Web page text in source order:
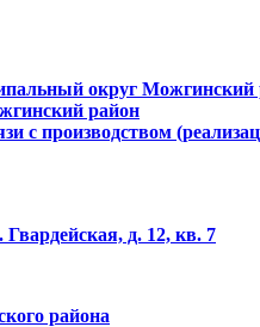
округ Можгинский
район
с производством
д. 12, кв. 7
района